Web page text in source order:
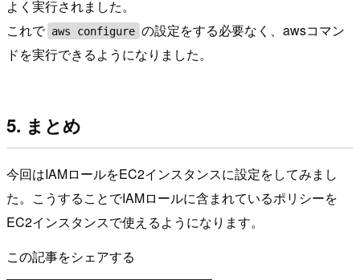
よく実行されました。
これで aws configure の設定をする必要なく、awsコマン
ドを実行できるようになりました。
5. まとめ
今回はIAMロールをEC2インスタンスに設定をしてみまし
た。こうすることでIAMロールに含まれているポリシーを
EC2インスタンスで使えるようになります。
この記事をシェアする